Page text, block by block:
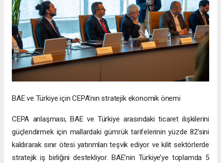
BAE ve Türkiye için CEPA’nın stratejik ekonomik önemi
CEPA anlaşması, BAE ve Türkiye arasındaki ticaret ilişkilerini
güçlendirmek için mallardaki gümrük tarifelerinin yüzde 82’sini
kaldırarak sınır ötesi yatırımları teşvik ediyor ve kilit sektörlerde
stratejik iş birliğini destekliyor. BAE’nin Türkiye’ye toplamda 5